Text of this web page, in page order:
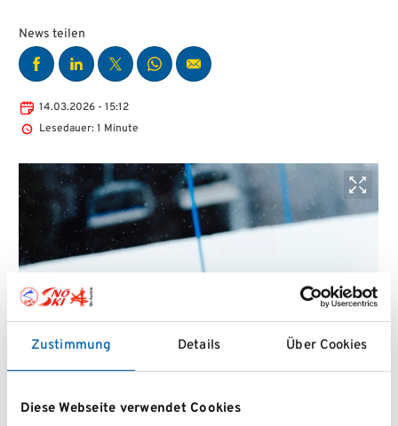
Zustimmung Details Über Cookies
Diese Webseite verwendet Cookies
News teilen
14.03.2026 - 15:12
Lesedauer: 1 Minute